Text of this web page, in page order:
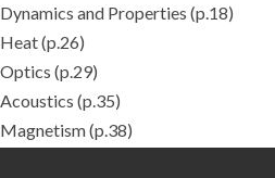
and Properties (p.18)
(p.26)
(p.29)
(p.35)
(p.38)